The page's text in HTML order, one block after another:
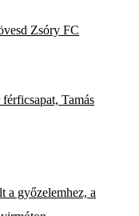
Zsóry FC
Tamás
a győzelemhez, a